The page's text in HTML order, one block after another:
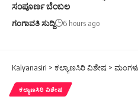
ಸಂಪೂರ್ಣ ಬೆಂಬಲ
ಗಂಗಾವತಿ ಸುದ್ದಿ 6 hours ago
Kalyanasiri > ಕಲ್ಯಾಣಸಿರಿ ವಿಶೇಷ >
ಕಲ್ಯಾಣಸಿರಿ ವಿಶೇಷ